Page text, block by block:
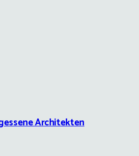
Architekten